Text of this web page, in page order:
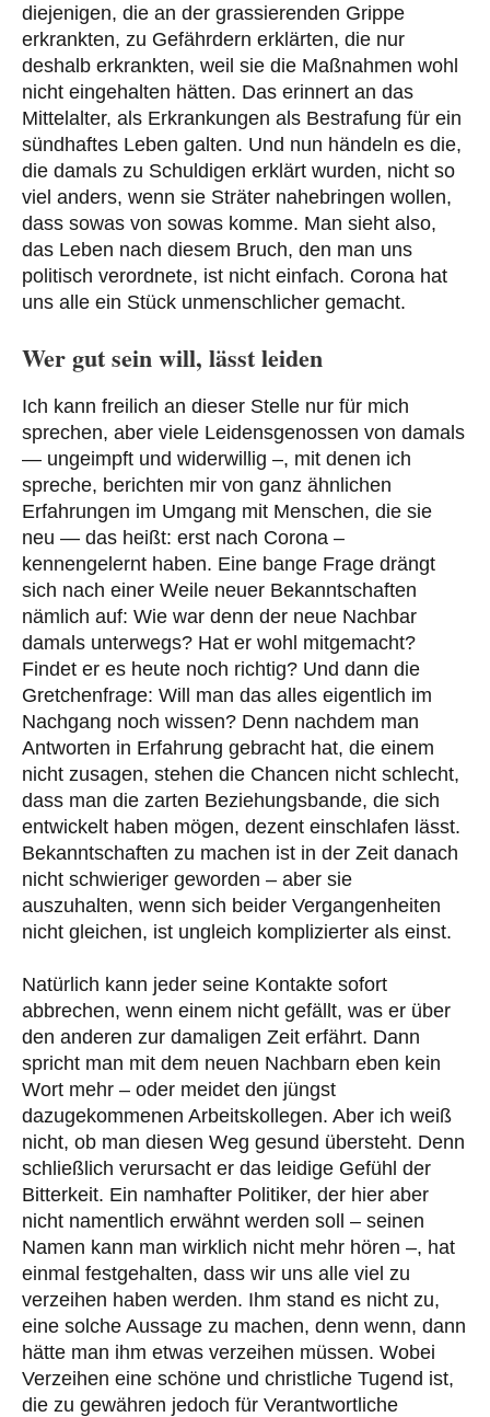
diejenigen, die an der grassierenden Grippe
erkrankten, zu Gefährdern erklärten, die nur
deshalb erkrankten, weil sie die Maßnahmen wohl
nicht eingehalten hätten. Das erinnert an das
Mittelalter, als Erkrankungen als Bestrafung für ein
sündhaftes Leben galten. Und nun händeln es die,
die damals zu Schuldigen erklärt wurden, nicht so
viel anders, wenn sie Sträter nahebringen wollen,
dass sowas von sowas komme. Man sieht also,
das Leben nach diesem Bruch, den man uns
politisch verordnete, ist nicht einfach. Corona hat
uns alle ein Stück unmenschlicher gemacht.
Wer gut sein will, lässt leiden
Ich kann freilich an dieser Stelle nur für mich
sprechen, aber viele Leidensgenossen von damals
— ungeimpft und widerwillig –, mit denen ich
spreche, berichten mir von ganz ähnlichen
Erfahrungen im Umgang mit Menschen, die sie
neu — das heißt: erst nach Corona –
kennengelernt haben. Eine bange Frage drängt
sich nach einer Weile neuer Bekanntschaften
nämlich auf: Wie war denn der neue Nachbar
damals unterwegs? Hat er wohl mitgemacht?
Findet er es heute noch richtig? Und dann die
Gretchenfrage: Will man das alles eigentlich im
Nachgang noch wissen? Denn nachdem man
Antworten in Erfahrung gebracht hat, die einem
nicht zusagen, stehen die Chancen nicht schlecht,
dass man die zarten Beziehungsbande, die sich
entwickelt haben mögen, dezent einschlafen lässt.
Bekanntschaften zu machen ist in der Zeit danach
nicht schwieriger geworden – aber sie
auszuhalten, wenn sich beider Vergangenheiten
nicht gleichen, ist ungleich komplizierter als einst.
Natürlich kann jeder seine Kontakte sofort
abbrechen, wenn einem nicht gefällt, was er über
den anderen zur damaligen Zeit erfährt. Dann
spricht man mit dem neuen Nachbarn eben kein
Wort mehr – oder meidet den jüngst
dazugekommenen Arbeitskollegen. Aber ich weiß
nicht, ob man diesen Weg gesund übersteht. Denn
schließlich verursacht er das leidige Gefühl der
Bitterkeit. Ein namhafter Politiker, der hier aber
nicht namentlich erwähnt werden soll – seinen
Namen kann man wirklich nicht mehr hören –, hat
einmal festgehalten, dass wir uns alle viel zu
verzeihen haben werden. Ihm stand es nicht zu,
eine solche Aussage zu machen, denn wenn, dann
hätte man ihm etwas verzeihen müssen. Wobei
Verzeihen eine schöne und christliche Tugend ist,
die zu gewähren jedoch für Verantwortliche